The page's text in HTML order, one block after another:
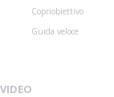
Copriobiettivo
Guida veloce
VIDEO